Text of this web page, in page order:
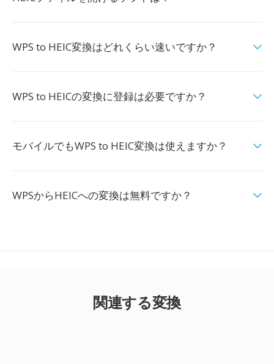
WPS to HEIC変換はどれくらい速いですか？
WPS to HEICの変換に登録は必要ですか？
モバイルでもWPS to HEIC変換は使えますか？
WPSからHEICへの変換は無料ですか？
関連する変換